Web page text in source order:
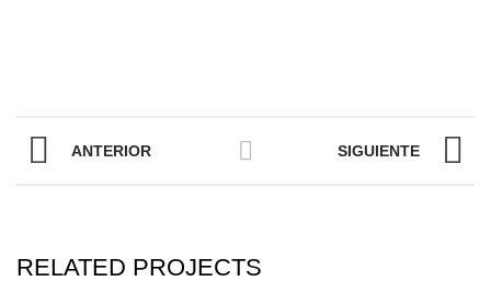
ANTERIOR SIGUIENTE
RELATED PROJECTS